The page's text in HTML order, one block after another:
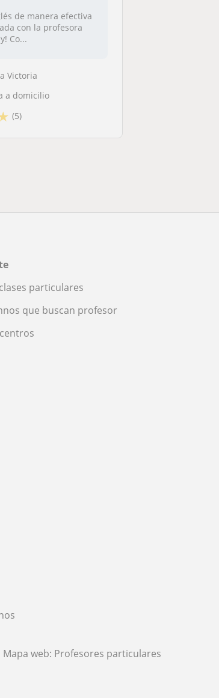
de manera efectiva
con la profesora
Co...
Victoria
a domicilio
(5)
particulares
que buscan profesor
Mapa web: Profesores particulares